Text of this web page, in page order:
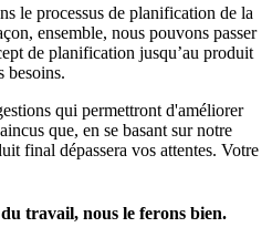
le processus de planification de la
ensemble, nous pouvons passer
de planification jusqu’au produit
besoins.
qui permettront d'améliorer
que, en se basant sur notre
final dépassera vos attentes. Votre
travail, nous le ferons bien.